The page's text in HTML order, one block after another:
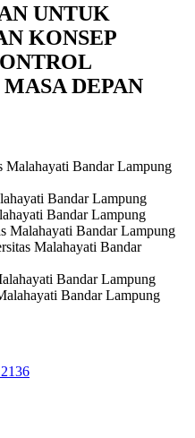
UNTUK
KONSEP
DEPAN
Malahayati Bandar Lampung
Bandar Lampung
Bandar Lampung
Malahayati Bandar Lampung
Malahayati Bandar
Bandar Lampung
Bandar Lampung